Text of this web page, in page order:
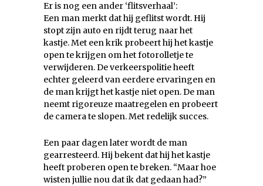
Er is nog een ander ‘flitsverhaal’:
Een man merkt dat hij geflitst wordt. Hij
stopt zijn auto en rijdt terug naar het
kastje. Met een krik probeert hij het kastje
open te krijgen om het fotorolletje te
verwijderen. De verkeerspolitie heeft
echter geleerd van eerdere ervaringen en
de man krijgt het kastje niet open. De man
neemt rigoreuze maatregelen en probeert
de camera te slopen. Met redelijk succes.
Een paar dagen later wordt de man
gearresteerd. Hij bekent dat hij het kastje
heeft proberen open te breken. “Maar hoe
wisten jullie nou dat ik dat gedaan had?”